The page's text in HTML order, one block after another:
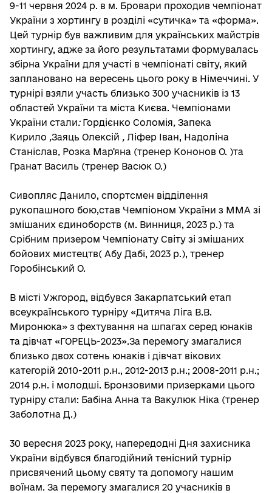
9-11 червня 2024 р. в м. Бровари проходив чемпіонат
України з хортингу в розділі «сутичка» та «форма».
Цей турнір був важливим для українських майстрів
хортингу, адже за його результатами формувалась
збірна України для участі в чемпіонаті світу, який
заплановано на вересень цього року в Німеччині. У
турнірі взяли участь близько 300 учасників із 13
областей України та міста Києва. Чемпіонами
України стали: Гордієнко Соломія, Запека
Кирило ,Заяць Олексій , Ліфер Іван, Надоліна
Станіслав, Розка Марʼяна (тренер Кононов О. )та
Гранат Василь (тренер Васюк О.)
Сивопляс Данило, спортсмен відділення
рукопашного бою,став Чемпіоном України з ММА зі
змішаних єдиноборств (м. Винниця, 2023 р.) та
Срібним призером Чемпіонату Світу зі змішаних
бойових мистецтв( Абу Дабі, 2023 р.), тренер
Горобінський О.
В місті Ужгород, відбувся Закарпатський етап
всеукраїнського турніру «Дитяча Ліга В.В.
Миронюка» з фехтування на шпагах серед юнаків
та дівчат «ГОРЕЦЬ-2023».За перемогу змагалися
близько двох сотень юнаків і дівчат вікових
категорій 2010-2011 р.н., 2012-2013 р.н.; 2008-2011 р.н.;
2014 р.н. і молодші. Бронзовими призерками цього
турніру стали: Бабіна Анна та Вакулюк Ніка (тренер
Заболотна Д.)
30 вересня 2023 року, напередодні Дня захисника
України відбувся благодійний тенісний турнір
присвячений цьому святу та допомогу нашим
воїнам. За перемогу змагалися 20 учасників в